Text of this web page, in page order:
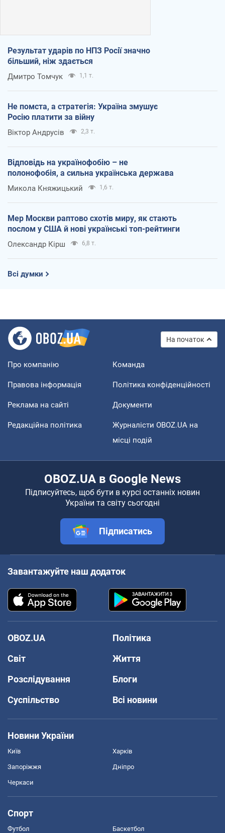
Результат ударів по НПЗ Росії значно
більший, ніж здається
Дмитро Томчук 1,1 т.
Не помста, а стратегія: Україна змушує
Росію платити за війну
Віктор Андрусів 2,3 т.
Відповідь на українофобію – не
полонофобія, а сильна українська держава
Микола Княжицький 1,6 т.
Мер Москви раптово схотів миру, як стають
послом у США й нові українські топ-рейтинги
Олександр Кірш 6,8 т.
Всі думки
На початок
Про компанію Команда
Правова інформація Політика конфіденційності
Реклама на сайті Документи
Редакційна політика
Журналісти OBOZ.UA на
місці подій
OBOZ.UA в Google News
Підписуйтесь, щоб бути в курсі останніх новин
України та світу сьогодні
Підписатись
Завантажуйте наш додаток
OBOZ.UA
Політика
Світ
Життя
Розслідування
Блоги
Суспільство
Всі новини
Новини України
Київ Харків
Запоріжжя Дніпро
Черкаси
Спорт
Футбол Баскетбол